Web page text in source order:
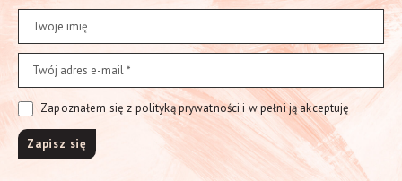
Zapoznałem się z polityką prywatności i w pełni ją akceptuję